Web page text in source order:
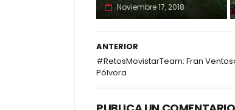
Noviembre 17, 2018
ANTERIOR
#RetosMovistarTeam: Fran
Pólvora